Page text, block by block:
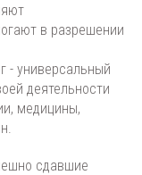
в разрешении
- универсальный
деятельности
медицины,
сдавшие